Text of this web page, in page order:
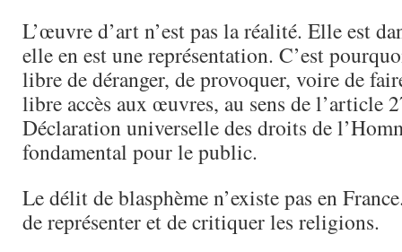
L’œuvre d’art n’est pas la réalité. Elle est
elle en est une représentation. C’est
libre de déranger, de provoquer, voire de
libre accès aux œuvres, au sens de l’article
Déclaration universelle des droits de
fondamental pour le public.
Le délit de blasphème n’existe pas en
de représenter et de critiquer les religions.